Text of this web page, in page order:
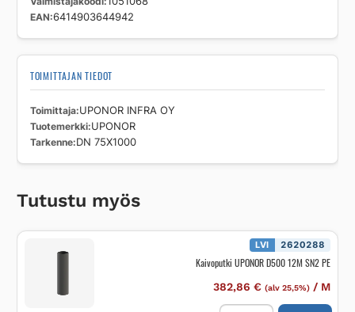
EAN 6414903644942
TOIMITTAJAN TIEDOT
Toimittaja UPONOR INFRA OY
Tuotemerkki UPONOR
Tarkenne DN 75X1000
Tutustu myös
LVI 2620288
Kaivoputki UPONOR D500 12M SN2 PE
382,86 € (alv 25,5%)/ M
Kaivoputki